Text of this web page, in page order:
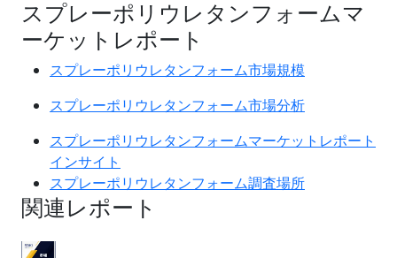
スプレーポリウレタンフォームマ
ーケットレポート
スプレーポリウレタンフォーム市場規模
スプレーポリウレタンフォーム市場分析
スプレーポリウレタンフォームマーケットレポート
インサイト
スプレーポリウレタンフォーム調査場所
関連レポート